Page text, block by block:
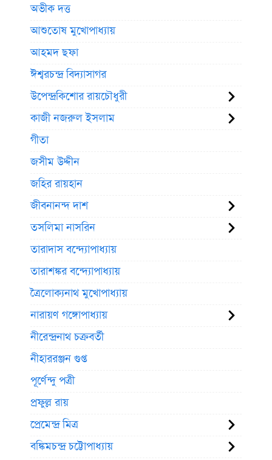
অভীক দত্ত
আশুতোষ মুখোপাধ্যায়
আহমদ ছফা
ঈশ্বরচন্দ্র বিদ্যাসাগর
উপেন্দ্রকিশোর রায়চৌধুরী
কাজী নজরুল ইসলাম
গীতা
জসীম উদ্দীন
জহির রায়হান
জীবনানন্দ দাশ
তসলিমা নাসরিন
তারাদাস বন্দ্যোপাধ্যায়
তারাশঙ্কর বন্দ্যোপাধ্যায়
ত্রৈলোক্যনাথ মুখোপাধ্যায়
নারায়ণ গঙ্গোপাধ্যায়
নীরেন্দ্রনাথ চক্রবর্তী
নীহাররঞ্জন গুপ্ত
পূর্ণেন্দু পত্রী
প্রফুল্ল রায়
প্রেমেন্দ্র মিত্র
বঙ্কিমচন্দ্র চট্টোপাধ্যায়